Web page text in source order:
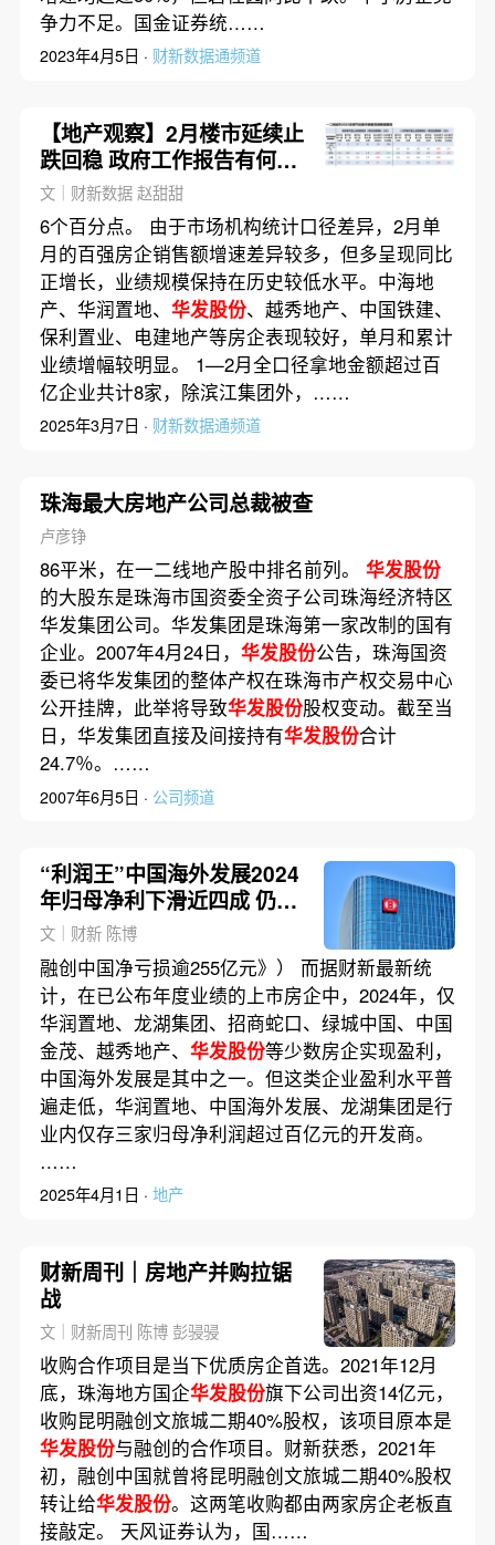
争力不足。国金证券统……
2023年4月5日 · 财新数据通频道
【地产观察】2月楼市延续止
跌回稳 政府工作报告有何新
信号？
文｜财新数据 赵甜甜
6个百分点。 由于市场机构统计口径差异，2月单
月的百强房企销售额增速差异较多，但多呈现同比
正增长，业绩规模保持在历史较低水平。中海地
产、华润置地、 华发股份、越秀地产、中国铁建、
保利置业、电建地产等房企表现较好，单月和累计
业绩增幅较明显。 1—2月全口径拿地金额超过百
亿企业共计8家，除滨江集团外，……
2025年3月7日 · 财新数据通频道
珠海最大房地产公司总裁被查
卢彦铮
86平米，在一二线地产股中排名前列。 华发股份
的大股东是珠海市国资委全资子公司珠海经济特区
华发集团公司。华发集团是珠海第一家改制的国有
企业。2007年4月24日， 华发股份公告，珠海国资
委已将华发集团的整体产权在珠海市产权交易中心
公开挂牌，此举将导致华发股份股权变动。截至当
日，华发集团直接及间接持有华发股份合计
24.7％。……
2007年6月5日 · 公司频道
“利润王”中国海外发展2024
年归母净利下滑近四成 仍超
百亿元
文｜财新 陈博
融创中国净亏损逾255亿元》） 而据财新最新统
计，在已公布年度业绩的上市房企中，2024年，仅
华润置地、龙湖集团、招商蛇口、绿城中国、中国
金茂、越秀地产、 华发股份等少数房企实现盈利，
中国海外发展是其中之一。但这类企业盈利水平普
遍走低，华润置地、中国海外发展、龙湖集团是行
业内仅存三家归母净利润超过百亿元的开发商。
……
2025年4月1日 · 地产
财新周刊｜房地产并购拉锯
战
文｜财新周刊 陈博 彭骎骎
收购合作项目是当下优质房企首选。2021年12月
底，珠海地方国企华发股份旗下公司出资14亿元，
收购昆明融创文旅城二期40%股权，该项目原本是
华发股份与融创的合作项目。财新获悉，2021年
初，融创中国就曾将昆明融创文旅城二期40%股权
转让给华发股份。这两笔收购都由两家房企老板直
接敲定。 天风证券认为，国……